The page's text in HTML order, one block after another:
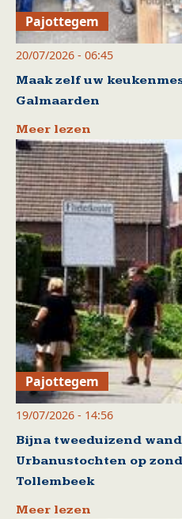
Pajottegem
20/07/2026 - 06:45
Maak zelf uw
Galmaarden
Meer lezen
Pajottegem
19/07/2026 - 14:56
Bijna tweeduizend
Urbanustochten op
Tollembeek
Meer lezen